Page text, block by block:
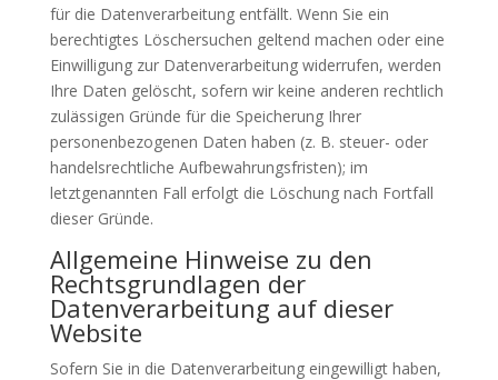
für die Datenverarbeitung entfällt. Wenn Sie ein
berechtigtes Löschersuchen geltend machen oder eine
Einwilligung zur Datenverarbeitung widerrufen, werden
Ihre Daten gelöscht, sofern wir keine anderen rechtlich
zulässigen Gründe für die Speicherung Ihrer
personenbezogenen Daten haben (z. B. steuer- oder
handelsrechtliche Aufbewahrungsfristen); im
letztgenannten Fall erfolgt die Löschung nach Fortfall
dieser Gründe.
Allgemeine Hinweise zu den
Rechtsgrundlagen der
Datenverarbeitung auf dieser
Website
Sofern Sie in die Datenverarbeitung eingewilligt haben,